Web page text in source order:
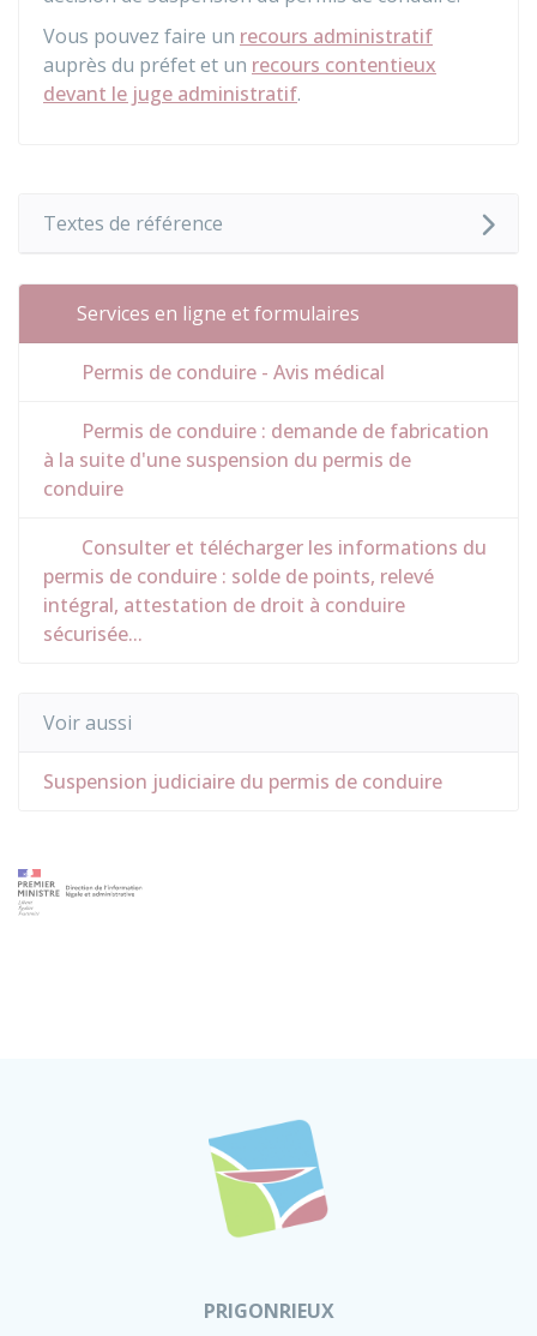
Vous pouvez faire un recours administratif
auprès du préfet et un recours contentieux
devant le juge administratif.
Textes de référence
Services en ligne et formulaires
Permis de conduire - Avis médical
Permis de conduire : demande de fabrication
à la suite d'une suspension du permis de
conduire
Consulter et télécharger les informations du
permis de conduire : solde de points, relevé
intégral, attestation de droit à conduire
sécurisée...
Voir aussi
Suspension judiciaire du permis de conduire
PRIGONRIEUX